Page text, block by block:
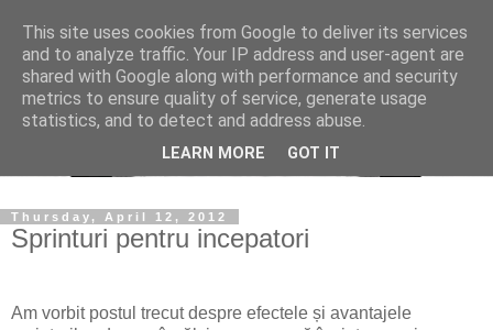
Thursday, April 12, 2012
Sprinturi pentru incepatori
Am vorbit postul trecut despre efectele și avantajele
This site uses cookies from Google to deliver its services
and to analyze traffic. Your IP address and user-agent are
shared with Google along with performance and security
metrics to ensure quality of service, generate usage
statistics, and to detect and address abuse.
LEARN MORE GOT IT